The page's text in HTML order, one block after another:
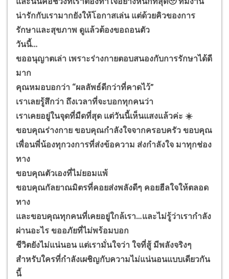
น่ารักกับเรามากยังให้โอกาสเล่น แต่ด้วยคิวของการ
รักษาและสุขภาพ ดูแล้วต้องขอถอนตัว
วันนี้…
ขออนุญาตเล่า เพราะร่างกายตอบสนองกับการรักษาได้ดี
มาก
คุณหมอบอกว่า “ผลลัพธ์ดีกว่าที่คาดไว้”
เราเลยรู้สึกว่า ถึงเวลาที่จะบอกทุกคนว่า
เราเคยอยู่ในจุดที่มืดที่สุด แต่วันนี้เห็นแสงแล้วค่ะ ☀️
ขอบคุณร่างกาย ขอบคุณกำลังใจจากครอบครัว ขอบคุณ
เพื่อนพี่น้องทุกวงการที่ส่งข้อความ ส่งกำลังใจ มาทุกช่อง
ทาง
ขอบคุณตัวเองที่ไม่ยอมแพ้
ขอบคุณกัลยาณมิตรที่คอยส่งพลังดีๆ คอยฮีลใจให้ตลอด
ทาง
และขอบคุณทุกคนที่เคยอยู่ใกล้เรา…และไม่รู้ว่าเรากำลัง
ผ่านอะไร ขออภัยที่ไม่พร้อมบอก
ชีวิตยังไม่แน่นอน แต่เรามั่นใจว่า ใจที่สู้ มีพลังจริงๆ
สำหรับใครที่กำลังเผชิญกับความไม่แน่นอนแบบเดียวกัน
นี้